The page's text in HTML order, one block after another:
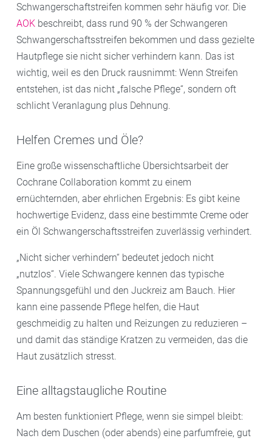
Schwangerschaftstreifen kommen sehr häufig vor. Die
AOK beschreibt, dass rund 90 % der Schwangeren
Schwangerschaftsstreifen bekommen und dass gezielte
Hautpflege sie nicht sicher verhindern kann. Das ist
wichtig, weil es den Druck rausnimmt: Wenn Streifen
entstehen, ist das nicht „falsche Pflege“, sondern oft
schlicht Veranlagung plus Dehnung.
Helfen Cremes und Öle?
Eine große wissenschaftliche Übersichtsarbeit der
Cochrane Collaboration kommt zu einem
ernüchternden, aber ehrlichen Ergebnis: Es gibt keine
hochwertige Evidenz, dass eine bestimmte Creme oder
ein Öl Schwangerschaftsstreifen zuverlässig verhindert.
„Nicht sicher verhindern“ bedeutet jedoch nicht
„nutzlos“. Viele Schwangere kennen das typische
Spannungsgefühl und den Juckreiz am Bauch. Hier
kann eine passende Pflege helfen, die Haut
geschmeidig zu halten und Reizungen zu reduzieren –
und damit das ständige Kratzen zu vermeiden, das die
Haut zusätzlich stresst.
Eine alltagstaugliche Routine
Am besten funktioniert Pflege, wenn sie simpel bleibt:
Nach dem Duschen (oder abends) eine parfumfreie, gut